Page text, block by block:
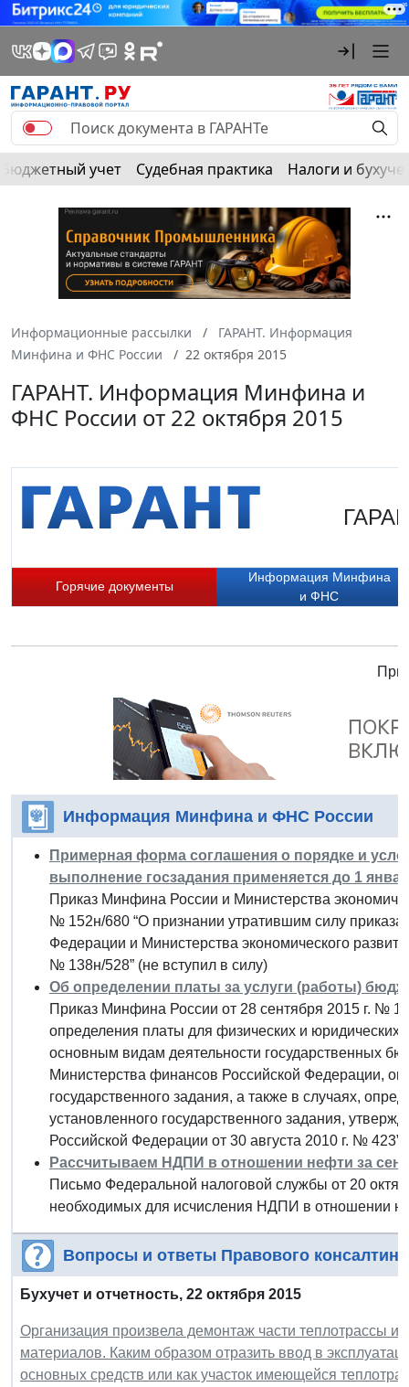
Бюджетный учет Судебная практика Налоги и
Информационные рассылки
ГАРАНТ. Информация
Минфина и ФНС России
22 октября 2015
ГАРАНТ. Информация Минфина и
ФНС России от 22 октября 2015
Горячие документы
Информация Минфина
и ФНС
Информация Минфина и ФНС России
Примерная форма соглашения о порядке и
выполнение госзадания применяется до 1
Приказ Минфина России и Министерства
№ 152н/680 “О признании утратившим силу
Федерации и Министерства экономического
№ 138н/528” (не вступил в силу)
Об определении платы за услуги (работы)
Приказ Минфина России от 28 сентября 2015 г. №
определения платы для физических и юридических
основным видам деятельности государственных
Министерства финансов Российской Федерации,
государственного задания, а также в случаях,
установленного государственного задания,
Российской Федерации от 30 августа 2010 г. № 423”
Рассчитываем НДПИ в отношении нефти за
Письмо Федеральной налоговой службы от 20
необходимых для исчисления НДПИ в отношении
Вопросы и ответы Правового
Бухучет и отчетность, 22 октября 2015
Организация произвела демонтаж части теплотрассы
материалов. Каким образом отразить ввод в
основных средств или как участок имеющейся